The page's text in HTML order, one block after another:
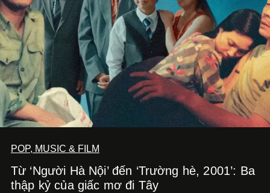
POP, MUSIC & FILM
Từ ‘Người Hà Nội’ đến ‘Trường hè, 2001’: Ba
thập kỷ của giấc mơ đi Tây